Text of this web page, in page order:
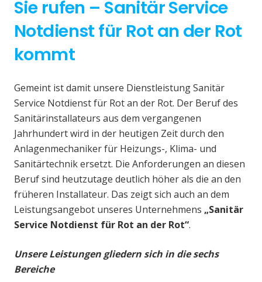
Sie rufen – Sanitär Service
Notdienst für Rot an der Rot
kommt
Gemeint ist damit unsere Dienstleistung Sanitär
Service Notdienst für Rot an der Rot. Der Beruf des
Sanitärinstallateurs aus dem vergangenen
Jahrhundert wird in der heutigen Zeit durch den
Anlagenmechaniker für Heizungs-, Klima- und
Sanitärtechnik ersetzt. Die Anforderungen an diesen
Beruf sind heutzutage deutlich höher als die an den
früheren Installateur. Das zeigt sich auch an dem
Leistungsangebot unseres Unternehmens „Sanitär
Service Notdienst für Rot an der Rot“.
Unsere Leistungen gliedern sich in die sechs
Bereiche